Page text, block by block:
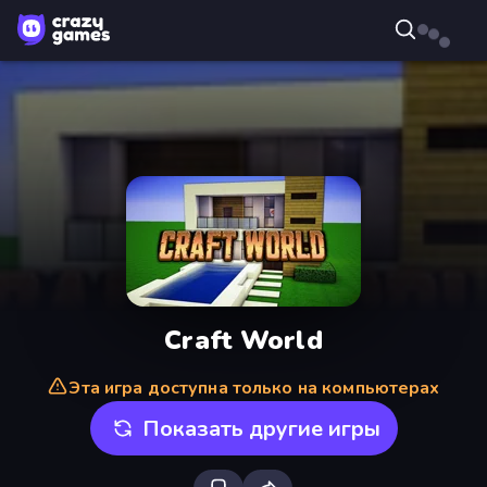
Craft World
Эта игра доступна только на компьютерах
Показать другие игры